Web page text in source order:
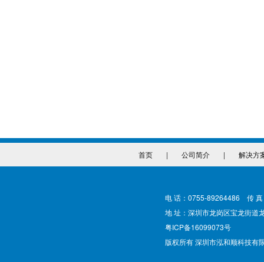
首页 | 公司简介 | 解决方
电 话：0755-89264486 传
地 址：深圳市龙岗区宝龙街道
粤ICP备16099073号
版权所有 深圳市泓和顺科技有